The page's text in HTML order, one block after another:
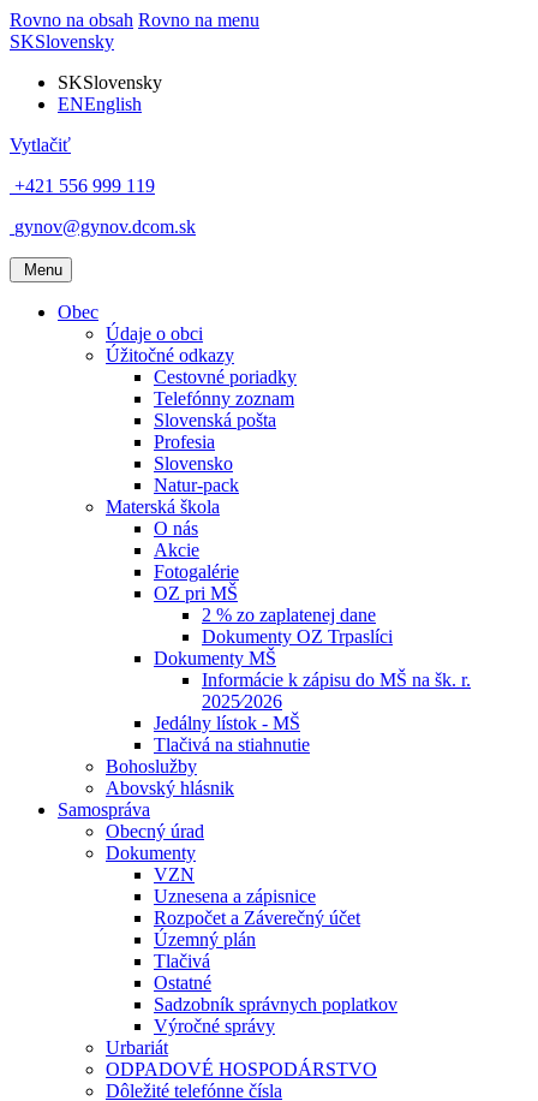
Rovno na obsah Rovno na menu
SKSlovensky
SKSlovensky
ENEnglish
Vytlačiť
+421 556 999 119
gynov@gynov.dcom.sk
Menu
Obec
Údaje o obci
Úžitočné odkazy
Cestovné poriadky
Telefónny zoznam
Slovenská pošta
Profesia
Slovensko
Natur-pack
Materská škola
O nás
Akcie
Fotogalérie
OZ pri MŠ
2 % zo zaplatenej dane
Dokumenty OZ Trpaslíci
Dokumenty MŠ
Informácie k zápisu do MŠ na šk. r.
2025⁄2026
Jedálny lístok - MŠ
Tlačivá na stiahnutie
Bohoslužby
Abovský hlásnik
Samospráva
Obecný úrad
Dokumenty
VZN
Uznesena a zápisnice
Rozpočet a Záverečný účet
Územný plán
Tlačivá
Ostatné
Sadzobník správnych poplatkov
Výročné správy
Urbariát
ODPADOVÉ HOSPODÁRSTVO
Dôležité telefónne čísla